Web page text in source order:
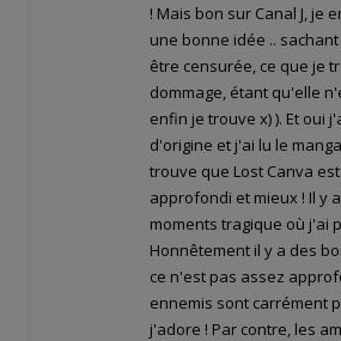
! Mais bon sur Canal J, je
une bonne idée ..
être censurée, ce que je
dommage, étant qu'elle
enfin je trouve x) ). Et oui
d'origine et j'ai lu le
trouve que Lost Canva
approfondi et mieux ! Il y
moments tragique où j'ai
Honnêtement il y a des
ce n'est pas assez
ennemis sont carrément
j'adore ! Par contre, les